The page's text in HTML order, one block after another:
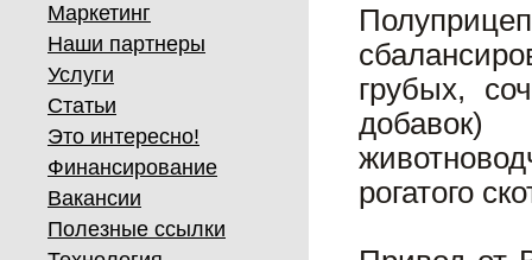
Маркетинг
Наши партнеры
Услуги
Статьи
Это интересно!
Финансирование
Вакансии
Полезные ссылки
грубых,
рогатого